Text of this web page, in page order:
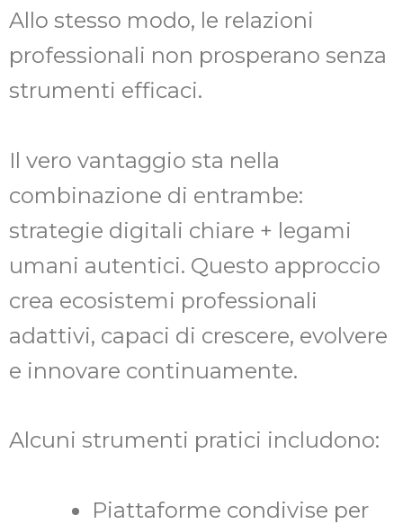
Allo stesso modo, le relazioni
professionali non prosperano senza
strumenti efficaci.
Il vero vantaggio sta nella
combinazione di entrambe:
strategie digitali chiare + legami
umani autentici. Questo approccio
crea ecosistemi professionali
adattivi, capaci di crescere, evolvere
e innovare continuamente.
Alcuni strumenti pratici includono:
Piattaforme condivise per